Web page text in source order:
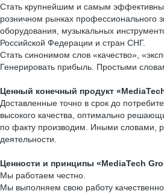
Стать крупнейшим и самым
розничном рынках профессионального
оборудования, музыкальных
Российской Федерации и стран СНГ.
Стать синонимом слов «качество»,
Генерировать прибыль. Простыми
Ценный конечный продукт
Доставленные точно в срок до
высокого качества, оптимально
по факту производим. Иными словами,
деятельности.
Ценности и принципы «MediaTech
Мы работаем честно.
Мы выполняем свою работу качественно.